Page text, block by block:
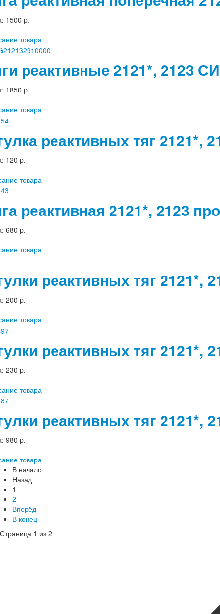
1500 p.
товара
реактивные 2121*, 2123
1850 p.
товара
реактивных тяг 2121*,
120 p.
товара
реактивная 2121*, 2123
680 p.
товара
реактивных тяг 2121*,
200 p.
товара
реактивных тяг 2121*,
230 p.
товара
реактивных тяг 2121*,
980 p.
товара
В начало
Назад
1
2
Вперёд
В конец
Страница 1 из 2